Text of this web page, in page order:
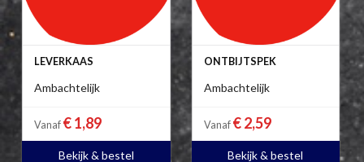
LEVERKAAS
Ambachtelijk
Vanaf € 1,89
Bekijk & bestel
ONTBIJTSPEK
Ambachtelijk
Vanaf € 2,59
Bekijk & bestel